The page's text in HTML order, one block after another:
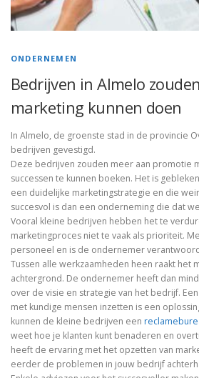
ONDERNEMEN
Bedrijven in Almelo
marketing kunnen doen
In Almelo, de groenste stad in de provincie
bedrijven gevestigd.
Deze bedrijven zouden meer aan promotie
successen te kunnen boeken. Het is
een duidelijke marketingstrategie en die
succesvol is dan een onderneming die dat
Vooral kleine bedrijven hebben het te
marketingproces niet te vaak als prioriteit.
personeel en is de ondernemer
Tussen alle werkzaamheden heen raakt het
achtergrond. De ondernemer heeft dan
over de visie en strategie van het bedrijf.
met kundige mensen inzetten is een
kunnen de kleine bedrijven een
weet hoe je klanten kunt benaderen en
heeft de ervaring met het opzetten van
eerder de problemen in jouw bedrijf